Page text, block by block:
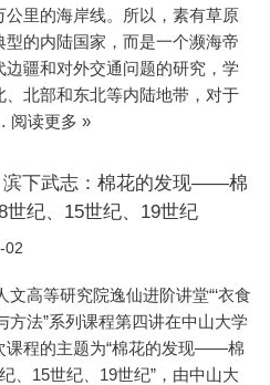
里的海岸线。所以，素有草原
的内陆国家，而是一个濒海帝
疆和对外交通问题的研究，学
北部和东北等内陆地带，对于
阅读更多 »
滨下武志：棉花的发现——棉
纪、15世纪、19世纪
02
高等研究院逸仙进阶讲堂“‘衣食
法”系列课程第四讲在中山大学
课程的主题为“棉花的发现——棉
、15世纪、19世纪”，由中山大